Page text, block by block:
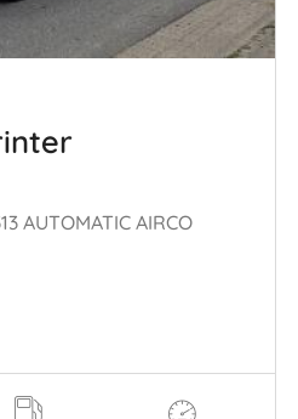
AUTOMATIC AIRCO